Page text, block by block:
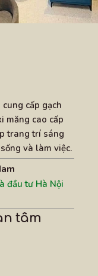
thể chống lại
có giá cả
người tiêu
tham khảo:
tham khảo
- 150,000
cấp gạch
măng cao cấp
trang trí sáng
và làm việc.
đầu tư Hà Nội
tâm